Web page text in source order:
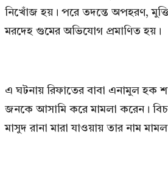
নিখোঁজ হয়। পরে তদন্তে অপহরণ,
মরদেহ গুমের অভিযোগ প্রমাণিত হয়।
এ ঘটনায় রিফাতের বাবা এনামুল হক
জনকে আসামি করে মামলা করেন।
মাসুদ রানা মারা যাওয়ায় তার নাম